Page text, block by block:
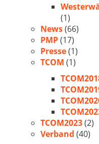
(1)
News(66)
PMP(17)
Presse(1)
TCOM (1)
TCOM2023(2)
Verband (40)